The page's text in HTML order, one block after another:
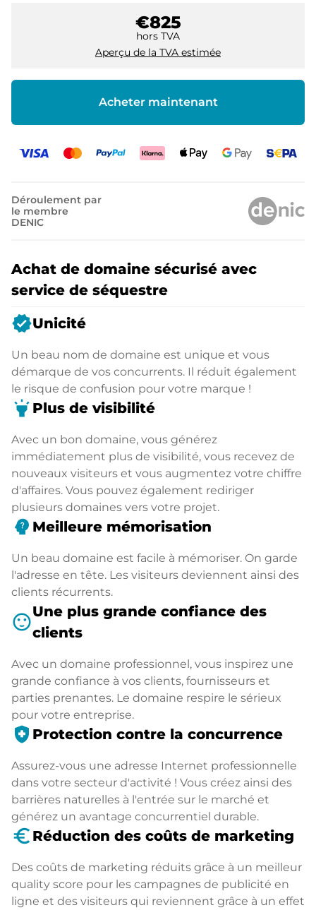
€825
hors TVA
Aperçu de la TVA estimée
Acheter maintenant
Déroulement par
le membre
DENIC
Achat de domaine sécurisé avec
service de séquestre
verifiedUnicité
Un beau nom de domaine est unique et vous
démarque de vos concurrents. Il réduit également
le risque de confusion pour votre marque !
highlight Plus de visibilité
Avec un bon domaine, vous générez
immédiatement plus de visibilité, vous recevez de
nouveaux visiteurs et vous augmentez votre chiffre
d'affaires. Vous pouvez également rediriger
plusieurs domaines vers votre projet.
psychology_alt Meilleure mémorisation
Un beau domaine est facile à mémoriser. On garde
l'adresse en tête. Les visiteurs deviennent ainsi des
clients récurrents.
sentiment_satisfiedUne plus grande confiance des
clients
Avec un domaine professionnel, vous inspirez une
grande confiance à vos clients, fournisseurs et
parties prenantes. Le domaine respire le sérieux
pour votre entreprise.
health_and_safety Protection contre la concurrence
Assurez-vous une adresse Internet professionnelle
dans votre secteur d'activité ! Vous créez ainsi des
barrières naturelles à l'entrée sur le marché et
générez un avantage concurrentiel durable.
euro_symbol Réduction des coûts de marketing
Des coûts de marketing réduits grâce à un meilleur
quality score pour les campagnes de publicité en
ligne et des visiteurs qui reviennent grâce à un effet